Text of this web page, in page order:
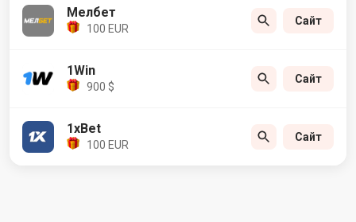
Мелбет
100 EUR
Сайт
1Win
900 $
Сайт
1xBet
100 EUR
Сайт